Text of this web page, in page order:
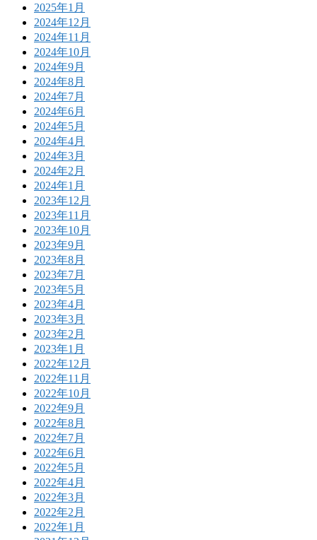
2025年1月
2024年12月
2024年11月
2024年10月
2024年9月
2024年8月
2024年7月
2024年6月
2024年5月
2024年4月
2024年3月
2024年2月
2024年1月
2023年12月
2023年11月
2023年10月
2023年9月
2023年8月
2023年7月
2023年5月
2023年4月
2023年3月
2023年2月
2023年1月
2022年12月
2022年11月
2022年10月
2022年9月
2022年8月
2022年7月
2022年6月
2022年5月
2022年4月
2022年3月
2022年2月
2022年1月